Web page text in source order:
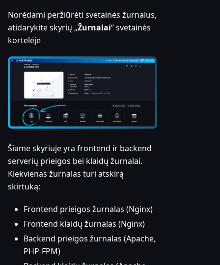
Norėdami peržiūrėti svetainės žurnalus,
atidarykite skyrių „Žurnalai“ svetainės
kortelėje
Šiame skyriuje yra frontend ir backend
serverių prieigos bei klaidų žurnalai.
Kiekvienas žurnalas turi atskirą
skirtuką:
Frontend prieigos žurnalas (Nginx)
Frontend klaidų žurnalas (Nginx)
Backend prieigos žurnalas (Apache,
PHP-FPM)